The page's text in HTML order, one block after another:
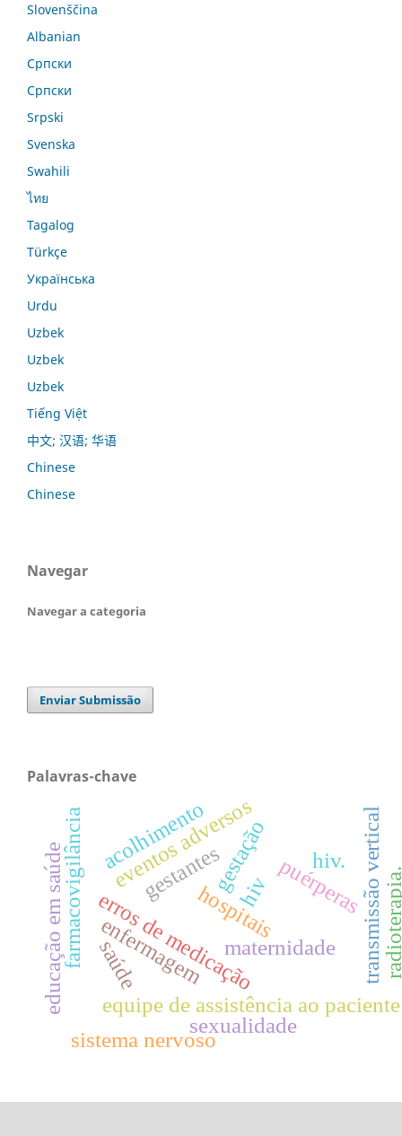
Slovenščina
Albanian
Српски
Српски
Srpski
Svenska
Swahili
ไทย
Tagalog
Türkçe
Українська
Urdu
Uzbek
Uzbek
Uzbek
Tiếng Việt
中文; 汉语; 华语
Chinese
Chinese
Navegar
Navegar a categoria
Enviar Submissão
Palavras-chave
gestantes puérperas
maternidade
erros de medicação
hospitais
farmacovigilância eventos adversos
educação em saúde equipe de assistência ao paciente
enfermagem
hiv
gestação
acolhimento transmissão vertical
hiv.
saúde
sexualidade
sistema nervoso